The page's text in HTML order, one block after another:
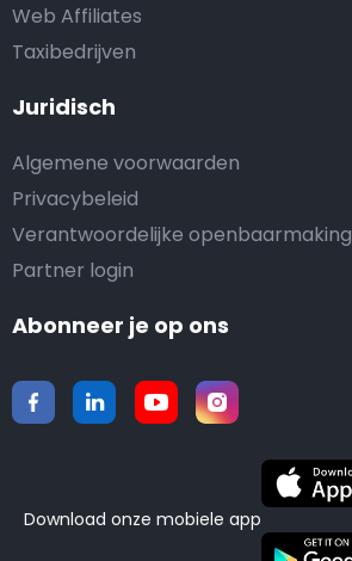
Web Affiliates
Taxibedrijven
Juridisch
Algemene voorwaarden
Privacybeleid
Verantwoordelijke openbaarmaking
Partner login
Abonneer je op ons
Download onze mobiele app